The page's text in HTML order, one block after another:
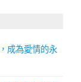
成為愛情的永